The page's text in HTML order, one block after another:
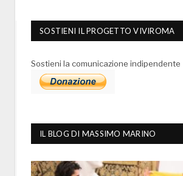
SOSTIENI IL PROGETTO VIVIROMA
Sostieni la comunicazione indipendente
IL BLOG DI MASSIMO MARINO